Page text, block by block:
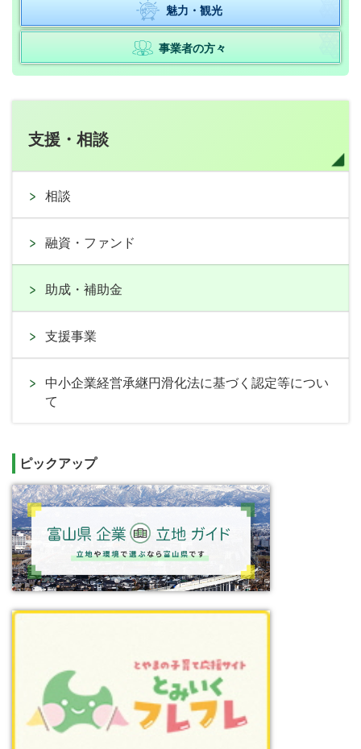
魅力・観光
事業者の方々
支援・相談
相談
融資・ファンド
助成・補助金
支援事業
中小企業経営承継円滑化法に基づく認定等につい
て
ピックアップ